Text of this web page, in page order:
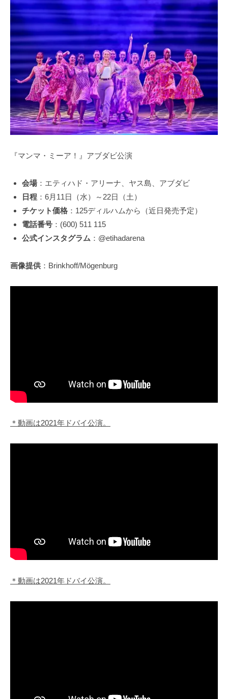
『マンマ・ミーア！』アブダビ公演
会場：エティハド・アリーナ、ヤス島、アブダビ
日程：6月11日（水）～22日（土）
チケット価格：125ディルハムから（近日発売予定）
電話番号：(600) 511 115
公式インスタグラム ：@etihadarena
画像提供 ：Brinkhoff/Mögenburg
＊動画は2021年ドバイ公演。
＊動画は2021年ドバイ公演。